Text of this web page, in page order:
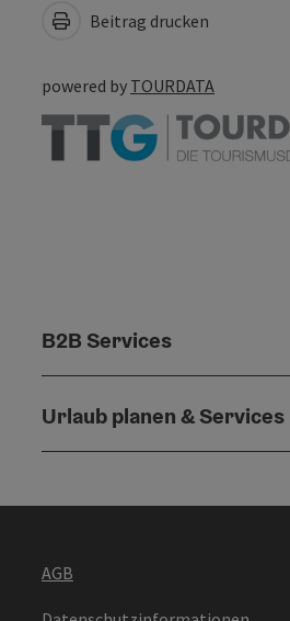
Beitrag drucken
powered by TOURDATA
B2B Services
Urlaub planen & Services
AGB